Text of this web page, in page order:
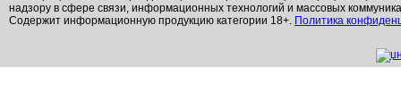
надзору в сфере связи, информационных технологий и массовых
Содержит информационную продукцию категории 18+. Политика